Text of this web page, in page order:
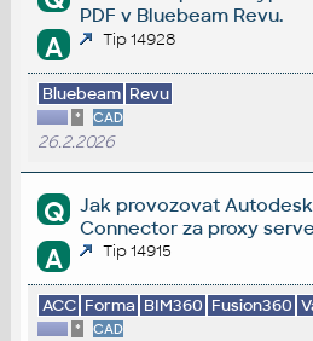
PDF v Bluebeam Revu.
A Tip 14928
Bluebeam Revu
* CAD
26.2.2026
Q
Jak provozovat
Connector za proxy
A Tip 14915
ACC Forma BIM360 Fusion360
* CAD